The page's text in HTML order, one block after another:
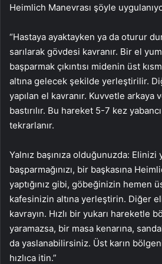
Heimlich Manevrası şöyle
“Hastaya ayaktayken ya da oturur
sarılarak gövdesi kavranır. Bir el
başparmak çıkıntısı midenin üst
altına gelecek şekilde yerleştirilir.
yapılan el kavranır. Kuvvetle arkaya
bastırılır. Bu hareket 5-7 kez
tekrarlanır.
Yalnız başınıza olduğunuzda: Elinizi
başparmağınızı, bir başkasına
yaptığınız gibi, göbeğinizin hemen
kafesinizin altına yerleştirin. Diğer
kavrayın. Hızlı bir yukarı hareketle
yaramazsa, bir masa kenarına,
da yaslanabilirsiniz. Üst karın
hızlıca itin.”